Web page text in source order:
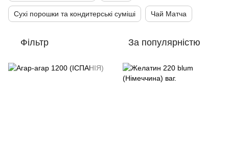
Сухі порошки та кондитерські суміші Чай Матча
Фільтр За популярністю